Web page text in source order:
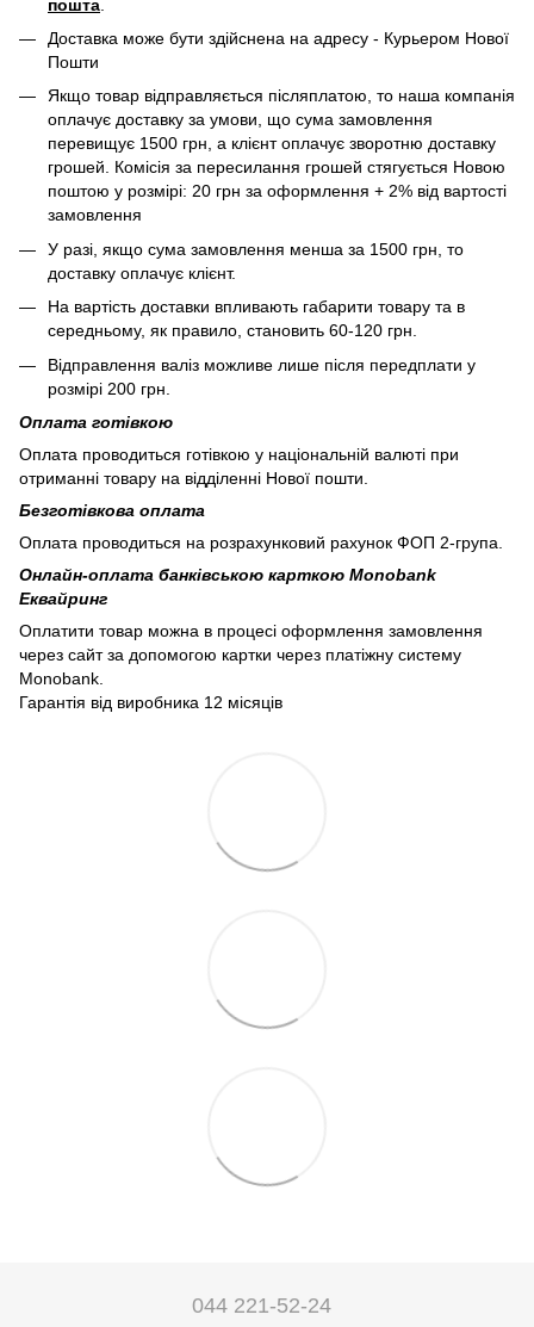
пошта
Доставка може бути здійснена на адресу - Курьером Нової
Пошти
Якщо товар відправляється післяплатою, то наша компанія
оплачує доставку за умови, що сума замовлення
перевищує 1500 грн, а клієнт оплачує зворотню доставку
грошей. Комісія за пересилання грошей стягується Новою
поштою у розмірі: 20 грн за оформлення + 2% від вартості
замовлення
У разі, якщо сума замовлення менша за 1500 грн, то
доставку оплачує клієнт.
На вартість доставки впливають габарити товару та в
середньому, як правило, становить 60-120 грн.
Відправлення валіз можливе лише після передплати у
розмірі 200 грн.
Оплата готівкою
Оплата проводиться готівкою у національній валюті при
отриманні товару на відділенні Нової пошти.
Безготівкова оплата
Оплата проводиться на розрахунковий рахунок ФОП 2-група.
Онлайн-оплата банківською карткою Monobank
Еквайринг
Оплатити товар можна в процесі оформлення замовлення
через сайт за допомогою картки через платіжну систему
Monobank.
Гарантія від виробника 12 місяців
044 221-52-24